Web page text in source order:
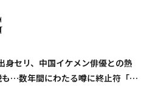
セリ、中国イケメン俳優との熱
も…数年間にわたる噂に終止符「邪